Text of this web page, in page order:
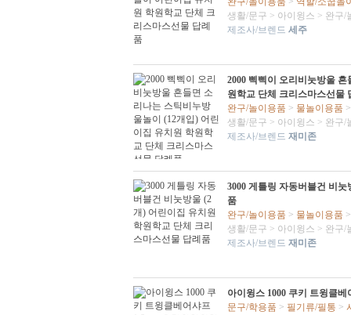
생활/문구 > 아이윙스 > 완구/
제조사/브렌드 세주
2000 삑삑이 오리비눗방울
원학교 단체 크리스마스선물
완구/놀이용품 > 물놀이용품
생활/문구 > 아이윙스 > 완구/
제조사/브렌드 재미존
3000 게틀링 자동버블건 비
품
완구/놀이용품 > 물놀이용품
생활/문구 > 아이윙스 > 완구/
제조사/브렌드 재미존
아이윙스 1000 쿠키 트윙클
문구/학용품 > 필기류/필통 >